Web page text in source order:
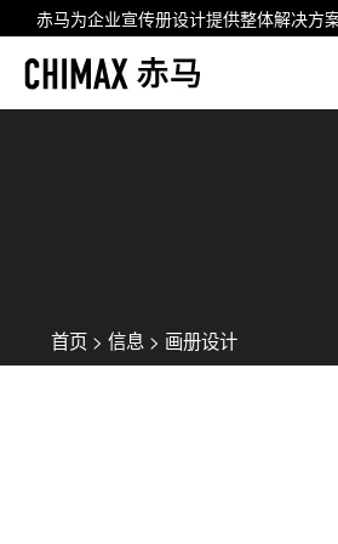
赤马为企业宣传册设计提供整体解决方
首页 > 信息 > 画册设计